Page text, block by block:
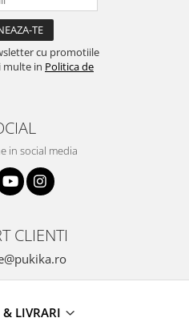
cu promotiile
multe in Politica de
in social media
CLIENTI
LIVRARI